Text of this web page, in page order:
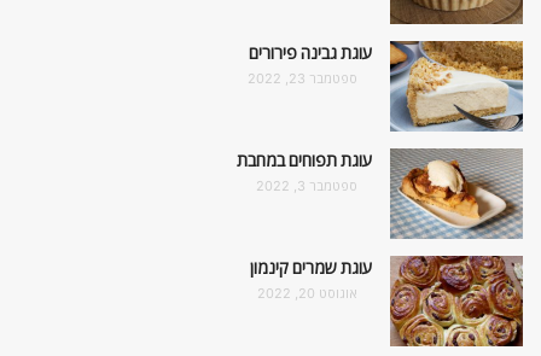
עוגת גבינה פירורים
ספטמבר 23, 2022
עוגת תפוחים במחבת
ספטמבר 3, 2022
עוגת שמרים קינמון
אוגוסט 20, 2022